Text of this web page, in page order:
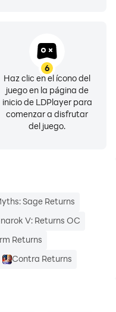
6
Haz clic en el ícono del
juego en la página de
inicio de LDPlayer para
comenzar a disfrutar
del juego.
Sage Returns
V: Returns OC
Returns
Contra Returns